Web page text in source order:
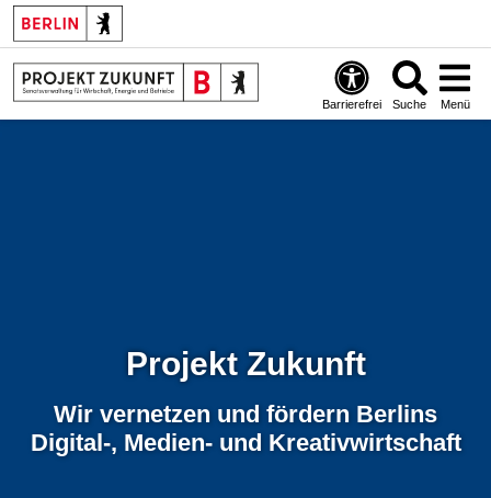
Barrierefrei Suche Menü
Projekt Zukunft
Wir vernetzen und fördern Berlins
Digital-, Medien- und Kreativwirtschaft